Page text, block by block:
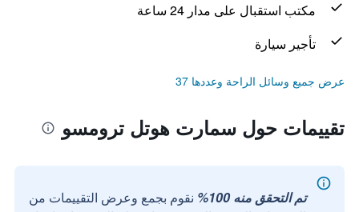
مكتب استقبال على مدار 24 ساعة
تأجير سيارة
عرض جميع وسائل الراحة وعددها 37
تقييمات حول سمارت هوتل ترومسو
تم التحقق منه 100%
نقوم بجمع وعرض التقييمات من